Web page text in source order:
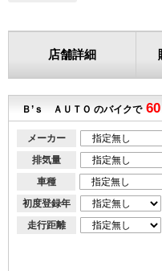
店舗詳細
Ｂ’ｓ ＡＵＴＯ のバイクで 60
メーカー
排気量
車種
初度登録年
走行距離